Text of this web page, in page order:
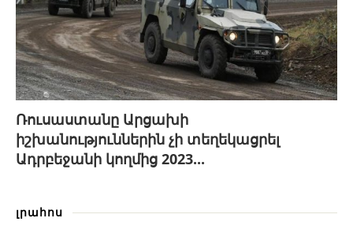
Ռուսաստանը Արցախի
իշխանություններին չի տեղեկացրել
Ադրբեջանի կողմից 2023...
լրահոս